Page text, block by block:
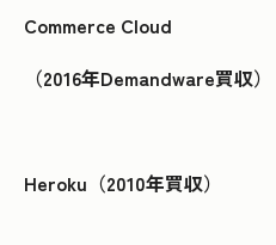
Commerce Cloud
（2016年Demandware買収）
Heroku（2010年買収）